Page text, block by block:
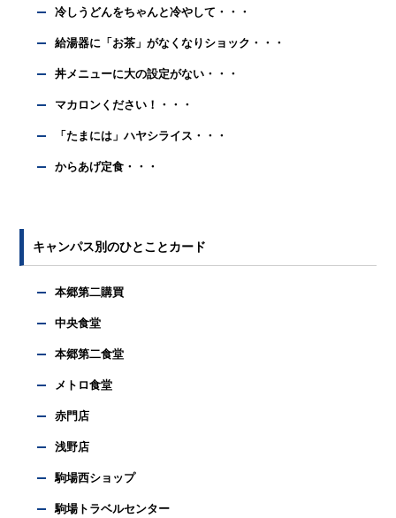
冷しうどんをちゃんと冷やして・・・
給湯器に「お茶」がなくなりショック・・・
丼メニューに大の設定がない・・・
マカロンください！・・・
「たまには」ハヤシライス・・・
からあげ定食・・・
キャンパス別のひとことカード
本郷第二購買
中央食堂
本郷第二食堂
メトロ食堂
赤門店
浅野店
駒場西ショップ
駒場トラベルセンター